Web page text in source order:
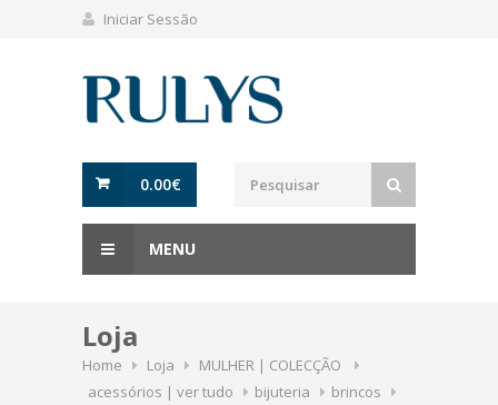
Iniciar Sessão
0.00€
MENU
Loja
Home Loja
MULHER | COLECÇÃO
acessórios | ver tudo
bijuteria
brincos